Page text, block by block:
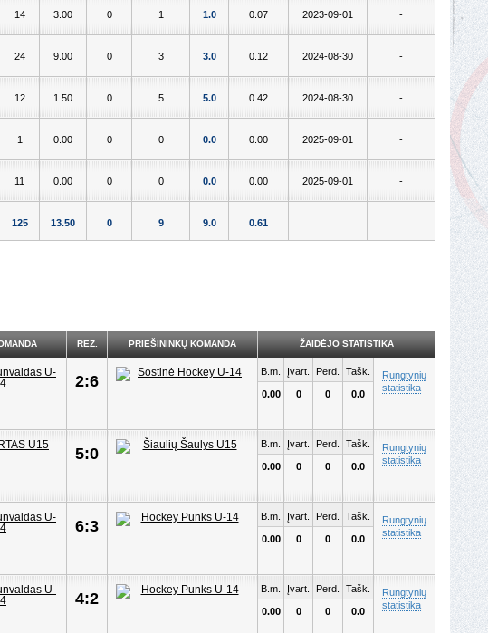
14 3.00 0 1 1.0 0.07 2023-09-01 -
24 9.00 0 3 3.0 0.12 2024-08-30 -
12 1.50 0 5 5.0 0.42 2024-08-30 -
1 0.00 0 0 0.0 0.00 2025-09-01 -
11 0.00 0 0 0.0 0.00 2025-09-01 -
125 13.50 0 9 9.0 0.61
REZ. PRIEŠININKŲ KOMANDA ŽAIDĖJO STATISTIKA
2:6
B.m.
0.00
Įvart.
0
Perd.
0
Tašk.
0.0
Rungtynių
statistika
5:0
B.m.
0.00
Įvart.
0
Perd.
0
Tašk.
0.0
Rungtynių
statistika
6:3
B.m.
0.00
Įvart.
0
Perd.
0
Tašk.
0.0
Rungtynių
statistika
4:2
B.m.
0.00
Įvart.
0
Perd.
0
Tašk.
0.0
Rungtynių
statistika